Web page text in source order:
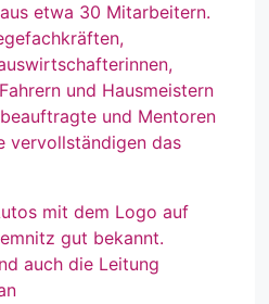
etwa 30 Mitarbeitern.
und Hausmeistern
und Mentoren
vervollständigen das
mit dem Logo auf
gut bekannt.
auch die Leitung